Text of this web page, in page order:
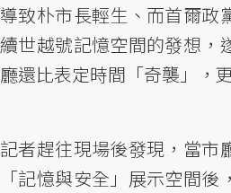
導致朴市長輕生、而首爾政
續世越號記憶空間的發想，
廳還比表定時間「奇襲」，
記者趕往現場後發現，當市
「記憶與安全」展示空間